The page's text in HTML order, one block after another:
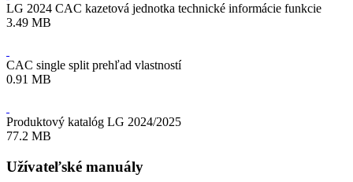
LG 2024 CAC kazetová jednotka technické informácie funkcie
3.49 MB
CAC single split prehľad vlastností
0.91 MB
Produktový katalóg LG 2024/2025
77.2 MB
Užívateľské manuály